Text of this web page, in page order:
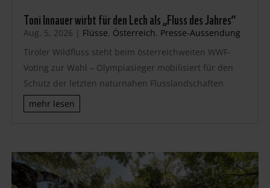
Toni Innauer wirbt für den Lech als „Fluss des Jahres“
Aug. 5, 2026 | Flüsse, Österreich, Presse-Aussendung
Tiroler Wildfluss steht beim österreichweiten WWF-
Voting zur Wahl – Olympiasieger mobilisiert für den
Schutz der letzten naturnahen Flusslandschaften
mehr lesen